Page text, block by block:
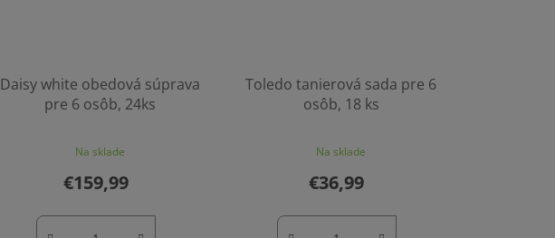
Daisy white obedová súprava
pre 6 osôb, 24ks
Na sklade
€159,99
Toledo tanierová sada pre 6
osôb, 18 ks
Na sklade
€36,99